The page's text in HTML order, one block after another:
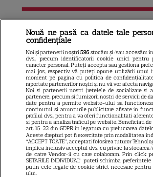
6
PRIME VIDEO
Premierele
august 2026:
sezonul 4,
noi filme de
17
DISNEY PLUS
Premiere
2026: „Camp
„Futurama” și
„Stăpânul
Nouă ne pasă ca datele tale
confidențiale
Noi și partenerii noștri596 stocăm și/sau accesăm
dvs., precum identificatorii cookie unici pentru
caracter personal. Puteți accepta sau gestiona
mai jos, respectiv vă puteți opune utilizării unui
moment pe pagina cu politica de
raportate partenerilor noștri și nu vă vor afecta
Noi si partenerii nostri (retelele de socializare si
partenere, precum si furnizorii nostri de servicii de
date pentru a permite website-ului sa
continutul si anunturile publicitare afisate in
profilul dvs., pentru a va oferi functionalitati
si pentru a analiza traficul pe website. Beneficiati
art. 15-22 din GDPR in legatura cu prelucrarea
Aceste drepturi pot fi exercitate prin modalitatea
“ACCEPT TOATE”, acceptati folosirea tuturor
implica inclusiv acceptul dvs. cu privire la
de catre Vendor-ii cu care colaboram. Prin click pe
SETARILE INDIVIDUAL” puteti schimba
putin cele legate de cookie strict necesare
ului.